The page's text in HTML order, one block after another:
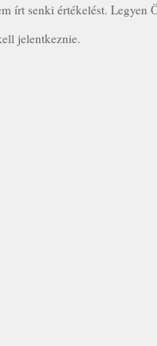
írt senki értékelést. Legyen
jelentkeznie.